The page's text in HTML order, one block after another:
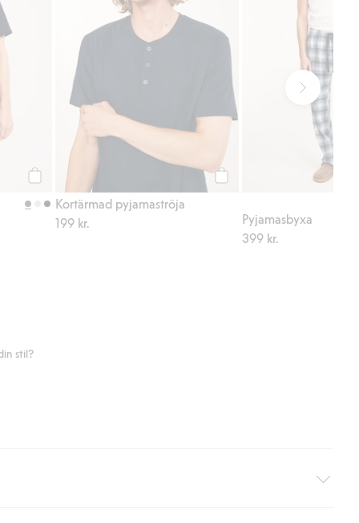
Kortärmad pyjamaströja
199 kr.
Pyjamasbyxa
399 kr.
stil?